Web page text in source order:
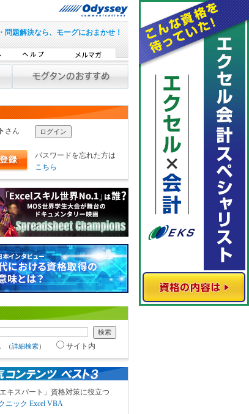
問題解決なら、モーグにおまかせ！
さん
パスワードを忘れた方は
こちら
（詳細検索） サイト内
エキスパート」資格対策に役立つ
ニック Excel VBA